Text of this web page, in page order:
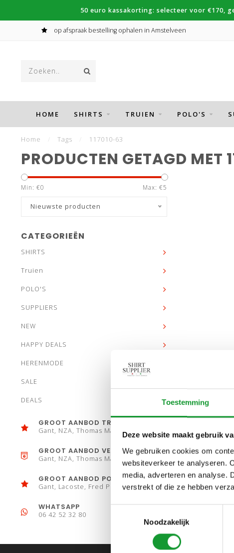
Toestemming
Deze website maakt gebruik
We gebruiken cookies om
websiteverkeer te analyseren.
media, adverteren en analyse.
verstrekt of die ze hebben
Noodzakelijk
50 euro kassakorting: selecteer voor €170,
op afspraak bestelling ophalen in Amstelveen
HOME SHIRTS TRUIEN POLO'S
Home Tags 117010-63
PRODUCTEN GETAGD MET
Min: €0 Max: €5
Nieuwste producten
CATEGORIEËN
SHIRTS
Truien
POLO'S
SUPPLIERS
NEW
HAPPY DEALS
HERENMODE
SALE
DEALS
GROOT AANBOD TRUIEN
Gant, NZA, Thomas Maine
GROOT AANBOD VESTEN
Gant, NZA, Thomas Maine
GROOT AANBOD POLO´S
Gant, Lacoste, Fred Perry
WHATSAPP
06 42 52 32 80